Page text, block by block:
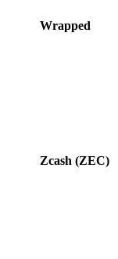
Wrapped
Zcash (ZEC)